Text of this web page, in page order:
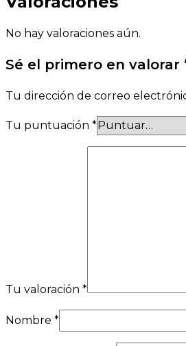
No hay valoraciones aún.
Sé el primero en valorar
Tu dirección de correo
Tu puntuación *
Tu valoración *
Nombre *